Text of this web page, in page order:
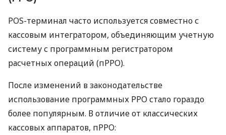
POS-терминал часто используется совместно с
кассовым интегратором, объединяющим учетную
систему с программным регистратором
расчетных операций (пРРО).
После изменений в законодательстве
использование программных РРО стало гораздо
более популярным. В отличие от классических
кассовых аппаратов, пРРО: